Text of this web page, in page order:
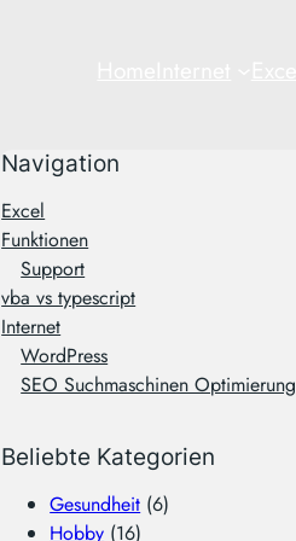
Navigation
Excel
Funktionen
Support
vba vs typescript
Internet
WordPress
SEO Suchmaschinen Optimierung
Beliebte Kategorien
Gesundheit (6)
Hobby (16)